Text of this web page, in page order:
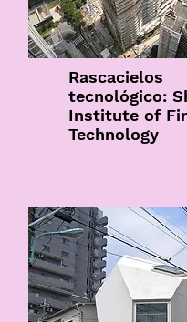
Rascacielos
tecnológico:
Institute of
Technology